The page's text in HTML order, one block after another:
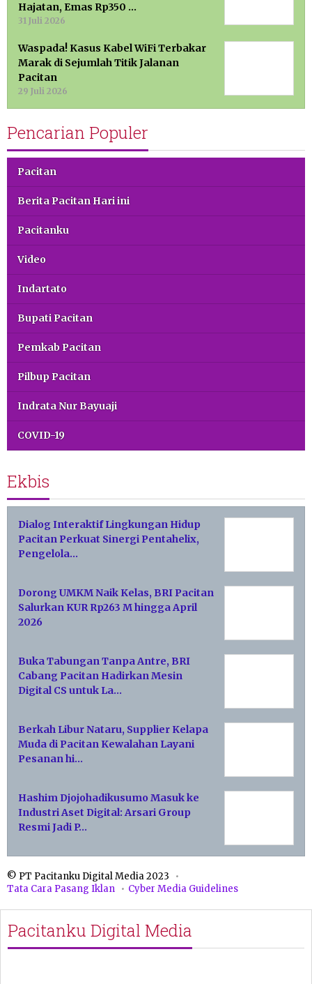
Hajatan, Emas Rp350 …
31 Juli 2026
Waspada! Kasus Kabel WiFi Terbakar
Marak di Sejumlah Titik Jalanan
Pacitan
29 Juli 2026
Pencarian Populer
Pacitan
Berita Pacitan Hari ini
Pacitanku
Video
Indartato
Bupati Pacitan
Pemkab Pacitan
Pilbup Pacitan
Indrata Nur Bayuaji
COVID-19
Ekbis
Dialog Interaktif Lingkungan Hidup
Pacitan Perkuat Sinergi Pentahelix,
Pengelola…
Dorong UMKM Naik Kelas, BRI Pacitan
Salurkan KUR Rp263 M hingga April
2026
Buka Tabungan Tanpa Antre, BRI
Cabang Pacitan Hadirkan Mesin
Digital CS untuk La…
Berkah Libur Nataru, Supplier Kelapa
Muda di Pacitan Kewalahan Layani
Pesanan hi…
Hashim Djojohadikusumo Masuk ke
Industri Aset Digital: Arsari Group
Resmi Jadi P…
© PT Pacitanku Digital Media 2023
Tata Cara Pasang Iklan
Cyber Media Guidelines
Pacitanku Digital Media